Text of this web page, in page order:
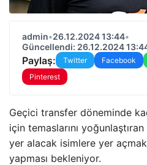
admin•26.12.2024 13:44•
Güncellendi: 26.12.2024
Paylaş: Twitter Facebook
Pinterest
Geçici transfer döneminde
için temaslarını
yer alacak isimlere yer
yapması bekleniyor.